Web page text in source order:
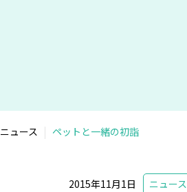
ニュース ペットと一緒の初詣
2015年11月1日 ニュース